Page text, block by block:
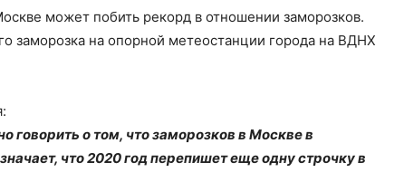
может побить рекорд в отношении заморозков.
заморозка на опорной метеостанции города на ВДНХ
говорить о том, что заморозков в Москве в
что 2020 год перепишет еще одну строчку в